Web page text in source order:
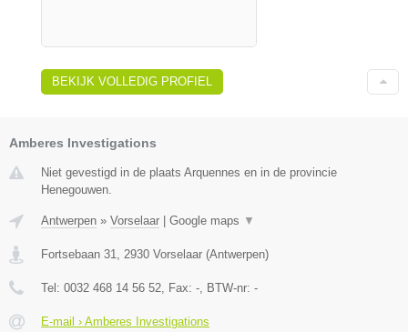
BEKIJK VOLLEDIG PROFIEL
Amberes Investigations
Niet gevestigd in de plaats Arquennes en in de provincie
Henegouwen.
Antwerpen » Vorselaar Google maps ▼
Fortsebaan 31 2930 Vorselaar (Antwerpen)
Tel: 0032 468 14 56 52 , Fax: - , BTW-nr: -
E-mail › Amberes Investigations